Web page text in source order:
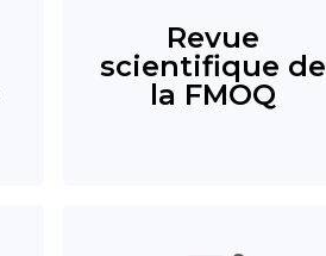
Revue
scientifique de
la FMOQ